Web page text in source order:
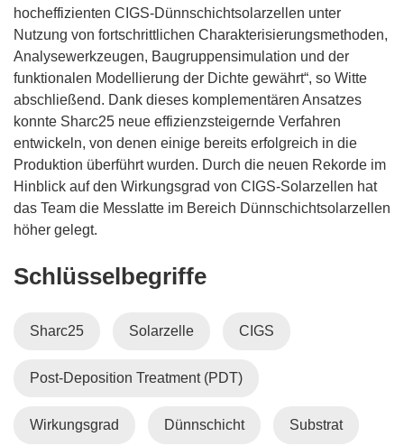
hocheffizienten CIGS-Dünnschichtsolarzellen unter
Nutzung von fortschrittlichen Charakterisierungsmethoden,
Analysewerkzeugen, Baugruppensimulation und der
funktionalen Modellierung der Dichte gewährt“, so Witte
abschließend. Dank dieses komplementären Ansatzes
konnte Sharc25 neue effizienzsteigernde Verfahren
entwickeln, von denen einige bereits erfolgreich in die
Produktion überführt wurden. Durch die neuen Rekorde im
Hinblick auf den Wirkungsgrad von CIGS-Solarzellen hat
das Team die Messlatte im Bereich Dünnschichtsolarzellen
höher gelegt.
Schlüsselbegriffe
Sharc25 Solarzelle CIGS
Post-Deposition Treatment (PDT)
Wirkungsgrad Dünnschicht Substrat